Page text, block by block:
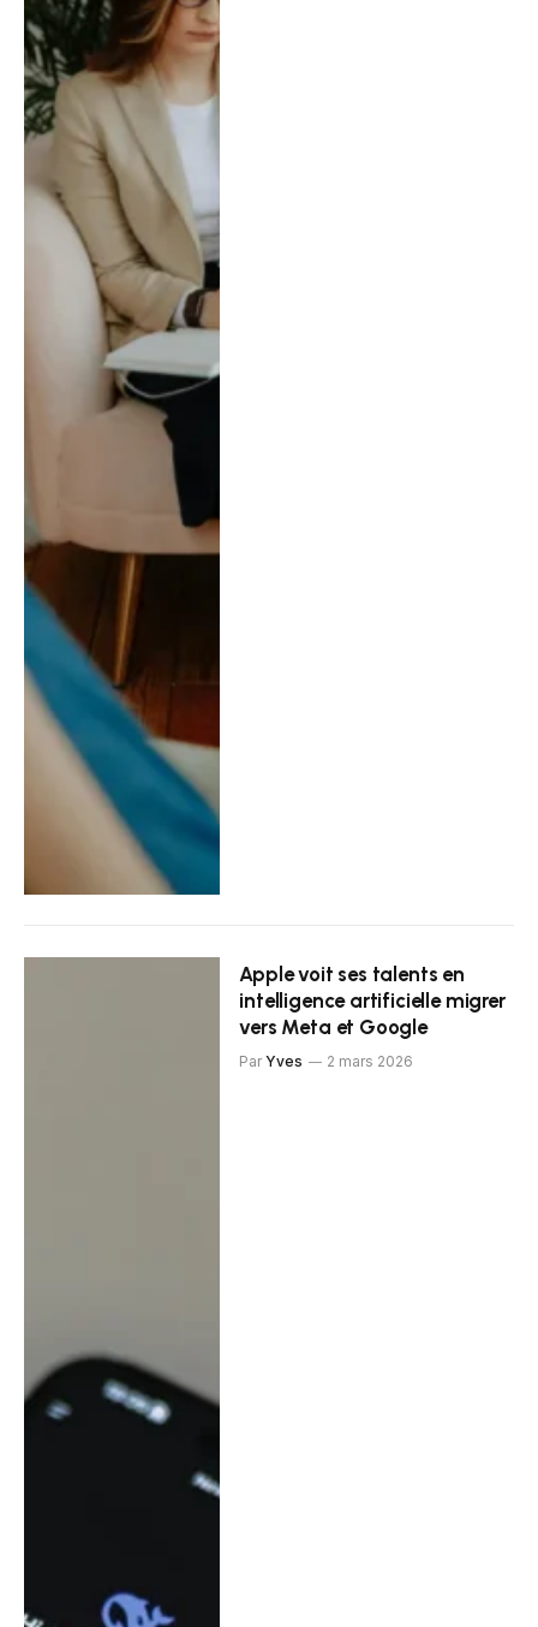
Apple voit ses talents en
intelligence artificielle migrer
vers Meta et Google
Par Yves 2 mars 2026